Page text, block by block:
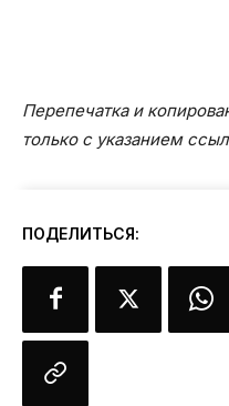
Перепечатка и
только с указанием
ПОДЕЛИТЬСЯ: